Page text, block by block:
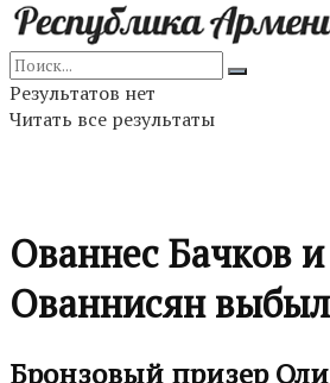
Результатов нет
Читать все результаты
Ованнес Бачков
Ованнисян
Бронзовый призер